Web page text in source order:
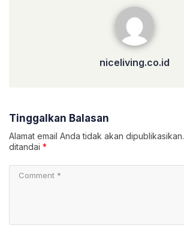
niceliving.co.id
Tinggalkan Balasan
Alamat email Anda tidak akan dipublikasikan.
ditandai *